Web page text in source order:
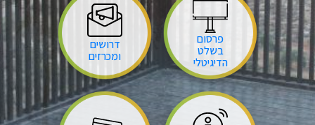
פרסום
בשלט
הדיגיטלי
דרושים
ומכרזים